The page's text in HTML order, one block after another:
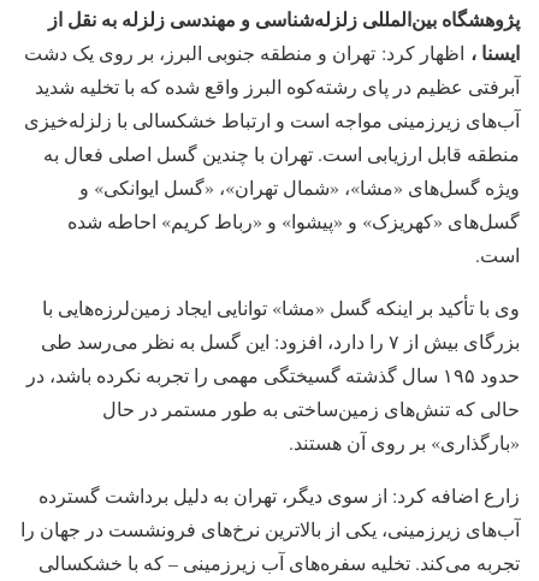
پژوهشگاه بین‌المللی زلزله‌شناسی و مهندسی زلزله به نقل از
ایسنا ، اظهار کرد: تهران و منطقه جنوبی البرز، بر روی یک دشت
آبرفتی عظیم در پای رشته‌کوه البرز واقع شده که ‌با تخلیه شدید
آب‌های زیرزمینی مواجه است و ارتباط خشکسالی با زلزله‌خیزی
منطقه قابل ارزیابی است. تهران با چندین گسل اصلی فعال به
ویژه گسل‌های «مشا»، «شمال تهران»، «گسل ایوانکی» و
گسل‌های «کهریزک» و «پیشوا» و «رباط کریم» احاطه شده
است.
وی با تأکید بر اینکه گسل «مشا» توانایی ایجاد زمین‌لرزه‌هایی با
بزرگای بیش از ۷ را دارد، افزود: این گسل به نظر می‌رسد طی
حدود ۱۹۵ سال گذشته گسیختگی مهمی را تجربه نکرده باشد، در
حالی که تنش‌های زمین‌ساختی به طور مستمر در حال
«بارگذاری» بر روی آن هستند.
زارع اضافه کرد: از سوی دیگر، تهران به دلیل برداشت گسترده
آب‌های زیرزمینی، یکی از بالاترین نرخ‌های فرونشست در جهان را
تجربه می‌کند. تخلیه سفره‌های آب زیرزمینی – که با خشکسالی